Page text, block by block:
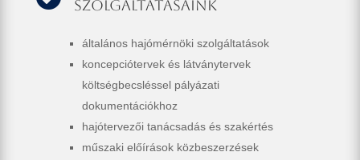
szolgáltatásaink
általános hajómérnöki szolgáltatások
koncepciótervek és látványtervek
költségbecsléssel pályázati
dokumentációkhoz
hajótervezői tanácsadás és szakértés
műszaki előírások közbeszerzések